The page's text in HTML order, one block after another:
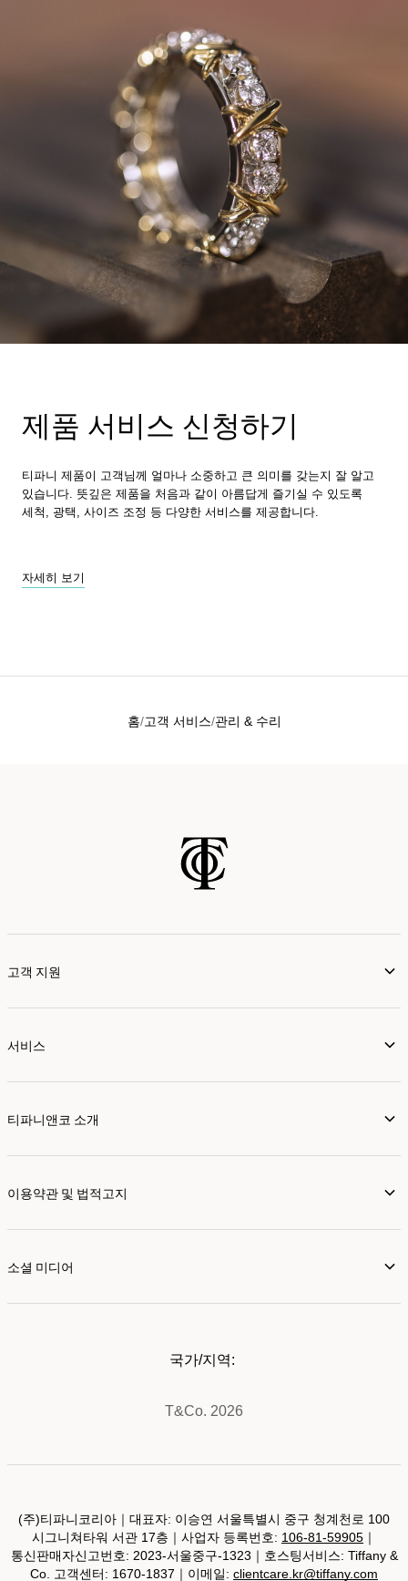
제품 서비스 신청하기
티파니 제품이 고객님께 얼마나 소중하고 큰 의미를 갖는지 잘 알고
있습니다. 뜻깊은 제품을 처음과 같이 아름답게 즐기실 수 있도록
세척, 광택, 사이즈 조정 등 다양한 서비스를 제공합니다.
자세히 보기
홈 고객 서비스 관리 & 수리
고객 지원
서비스
티파니앤코 소개
이용약관 및 법적고지
소셜 미디어
T&Co. 2026
국가/지역:
(주)티파니코리아｜대표자: 이승연 서울특별시 중구 청계천로 100
시그니쳐타워 서관 17층｜사업자 등록번호: 106-81-59905 ｜
통신판매자신고번호: 2023-서울중구-1323｜호스팅서비스: Tiffany &
Co. 고객센터: 1670-1837｜이메일: clientcare.kr@tiffany.com